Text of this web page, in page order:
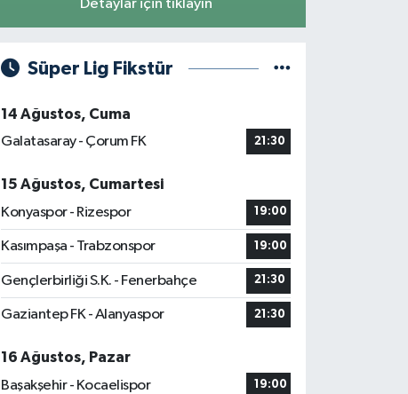
Detaylar için tıklayın
Süper Lig Fikstür
14 Ağustos, Cuma
Galatasaray - Çorum FK
21:30
15 Ağustos, Cumartesi
Konyaspor - Rizespor
19:00
Kasımpaşa - Trabzonspor 19:00
Gençlerbirliği S.K. - Fenerbahçe 21:30
Gaziantep FK - Alanyaspor 21:30
16 Ağustos, Pazar
Başakşehir - Kocaelispor
19:00